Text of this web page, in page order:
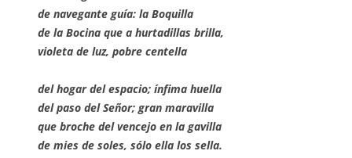
de navegante guía: la Boquilla
de la Bocina que a hurtadillas brilla,
violeta de luz, pobre centella
del hogar del espacio; ínfima huella
del paso del Señor; gran maravilla
que broche del vencejo en la gavilla
de mies de soles, sólo ella los sella.